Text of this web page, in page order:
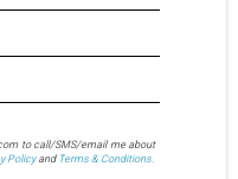
to call/SMS/email me about
Policyand Terms & Conditions.